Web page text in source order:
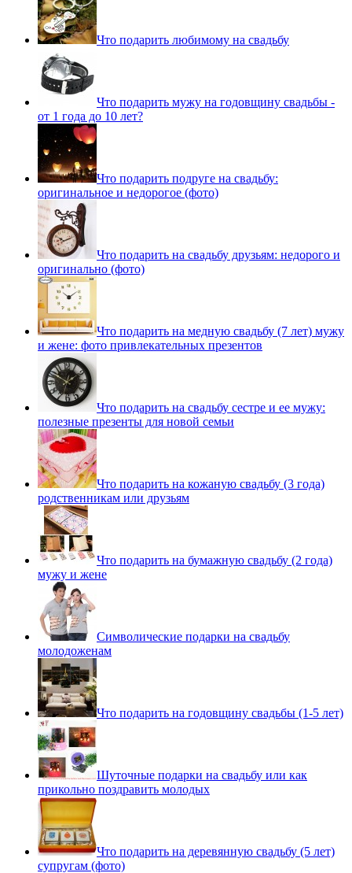
Что подарить любимому на свадьбу
Что подарить мужу на годовщину свадьбы -
от 1 года до 10 лет?
Что подарить подруге на свадьбу:
оригинальное и недорогое (фото)
Что подарить на свадьбу друзьям: недорого и
оригинально (фото)
Что подарить на медную свадьбу (7 лет) мужу
и жене: фото привлекательных презентов
Что подарить на свадьбу сестре и ее мужу:
полезные презенты для новой семьи
Что подарить на кожаную свадьбу (3 года)
родственникам или друзьям
Что подарить на бумажную свадьбу (2 года)
мужу и жене
Символические подарки на свадьбу
молодоженам
Что подарить на годовщину свадьбы (1-5 лет)
Шуточные подарки на свадьбу или как
прикольно поздравить молодых
Что подарить на деревянную свадьбу (5 лет)
супругам (фото)